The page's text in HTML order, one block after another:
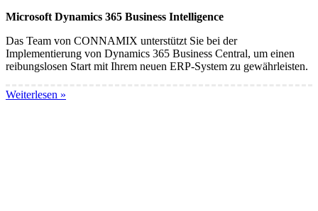
Microsoft Dynamics 365 Business Intelligence
Das Team von CONNAMIX unterstützt Sie bei der
Implementierung von Dynamics 365 Business Central, um einen
reibungslosen Start mit Ihrem neuen ERP-System zu gewährleisten.
Weiterlesen »